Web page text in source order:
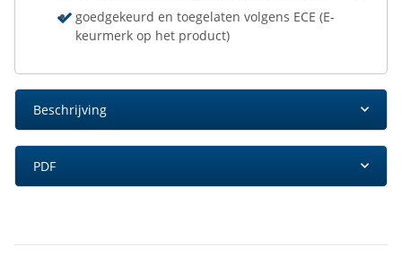
goedgekeurd en toegelaten volgens ECE (E-
keurmerk op het product)
Beschrijving
PDF